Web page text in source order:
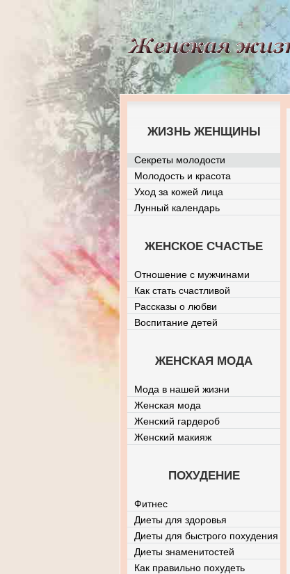
ЖИЗНЬ ЖЕНЩИНЫ
Секреты молодости
Молодость и красота
Уход за кожей лица
Лунный календарь
ЖЕНСКОЕ СЧАСТЬЕ
Отношение с мужчинами
Как стать счастливой
Рассказы о любви
Воспитание детей
ЖЕНСКАЯ МОДА
Мода в нашей жизни
Женская мода
Женский гардероб
Женский макияж
ПОХУДЕНИЕ
Фитнес
Диеты для здоровья
Диеты для быстрого похудения
Диеты знаменитостей
Как правильно похудеть